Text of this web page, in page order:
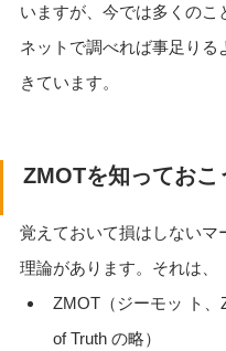
いますが、今では多くのこ
ネットで調べれば事足りる
きています。
ZMOTを知っておこ
覚えておいて損はしないマ
理論があります。それは、
ZMOT（ジーモッ ト、
of Truth の略）